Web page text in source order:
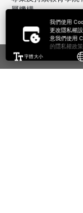
我們使用
更改隱私權
意我們使用
的隱私權政策
字體大小
屬機構。